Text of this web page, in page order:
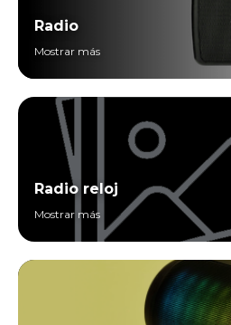
Radio
Mostrar más
Radio reloj
Mostrar más